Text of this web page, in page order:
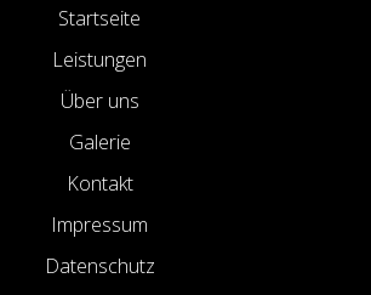
Startseite
Leistungen
Über uns
Galerie
Kontakt
Impressum
Datenschutz